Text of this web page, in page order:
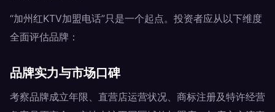
“加州红KTV加盟电话”只是一个起点。投资者应从以下维度
全面评估品牌：
品牌实力与市场口碑
考察品牌成立年限、直营店运营状况、商标注册及特许经营